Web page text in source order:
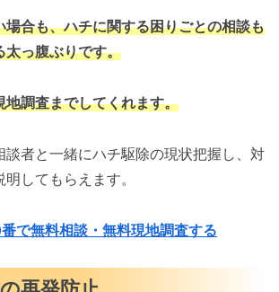
場合も、ハチに関する困りごとの相談も
太っ腹ぶりです。
地調査までしてくれます。
談者と一緒にハチ駆除の現状把握し、対
してもらえます。
で無料相談・無料現地調査する